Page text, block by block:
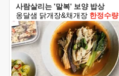
사람살리는 '말복' 보양 밥상
옹달샘 닭개장&채개장 한정수량